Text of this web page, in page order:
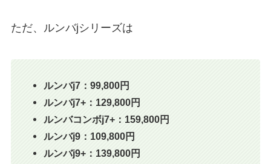
ただ、ルンバjシリーズは
ルンバj7：99,800円
ルンバj7+：129,800円
ルンバコンボj7+：159,800円
ルンバj9：109,800円
ルンバj9+：139,800円